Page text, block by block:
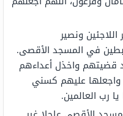
ونصير
في المسجد الأقصى.
قضيتهم واخذل أعداءهم
عليهم كسني
رب العالمين.